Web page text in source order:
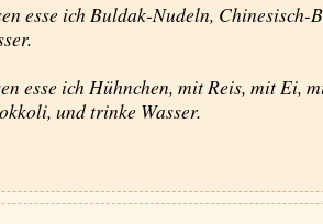
esse ich Buldak-Nudeln, Chinesisch-
esse ich Hühnchen, mit Reis, mit Ei,
und trinke Wasser.